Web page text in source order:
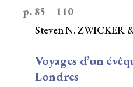
p. 85 – 110
Voyages d’un
Londres
Steven N. ZWICKER